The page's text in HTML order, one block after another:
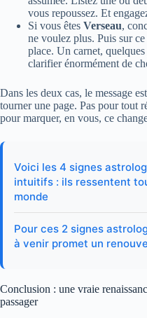
vous repoussez. Et
Si vous êtes Verseau,
ne voulez plus. Puis sur
place. Un carnet,
clarifier énormément de
Dans les deux cas, le message
tourner une page. Pas pour tout
pour marquer, en vous, ce
Voici les 4 signes
intuitifs : ils ressentent
monde
Pour ces 2 signes
à venir promet un
Conclusion : une vraie
passager